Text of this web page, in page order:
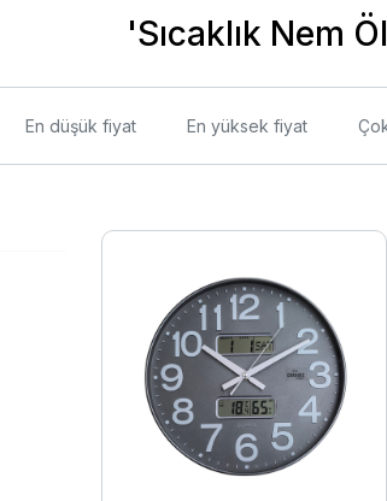
'Sıcaklık Nem
En düşük fiyat En yüksek fiyat